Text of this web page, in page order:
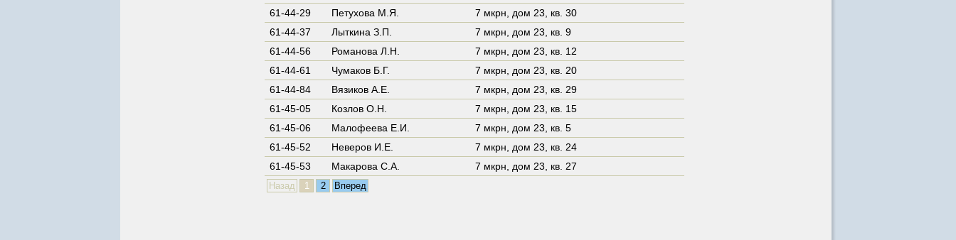
61-44-29
Петухова М.Я. 7 мкрн, дом 23
кв. 30
61-44-37
Лыткина З.П. 7 мкрн, дом 23
кв. 9
61-44-56
Романова Л.Н. 7 мкрн, дом 23
кв. 12
61-44-61
Чумаков Б.Г. 7 мкрн, дом 23
кв. 20
61-44-84
Вязиков А.Е. 7 мкрн, дом 23
кв. 29
61-45-05
Козлов О.Н. 7 мкрн, дом 23
кв. 15
61-45-06
Малофеева Е.И. 7 мкрн, дом 23
кв. 5
61-45-52
Неверов И.Е. 7 мкрн, дом 23
кв. 24
61-45-53
Макарова С.А. 7 мкрн, дом 23 кв. 27
Назад 1 2 Вперед